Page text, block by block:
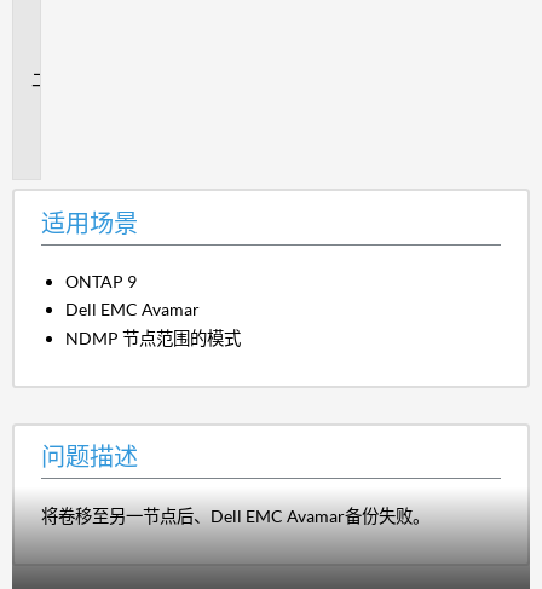
适用场景
ONTAP 9
Dell EMC Avamar
NDMP 节点范围的模式
问题描述
将卷移至另一节点后、Dell EMC Avamar备份失败。